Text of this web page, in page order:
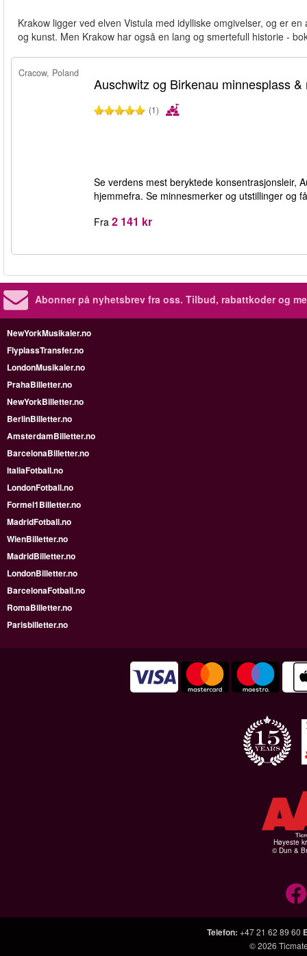
Krakow ligger ved elven Vistula med idylliske omgivelser, og er
og kunst. Men Krakow har også en lang og smertefull historie -
Cracow, Poland
Auschwitz og Birkenau minnesplass &
(1)
Se verdens mest beryktede konsentrasjonsleir,
hjemmefra. Se minnesmerker og utstillinger og
Fra 2 141 kr
Abonner på nyhetsbrev fra oss. Tilbud, rabattkoder og
NewYorkMusikaler.no
FlyplassTransfer.no
LondonMusikaler.no
PrahaBilletter.no
NewYorkBilletter.no
BerlinBilletter.no
AmsterdamBilletter.no
BarcelonaBilletter.no
ItaliaFotball.no
LondonFotball.no
Formel1Billetter.no
MadridFotball.no
WienBilletter.no
MadridBilletter.no
LondonBilletter.no
BarcelonaFotball.no
RomaBilletter.no
Parisbilletter.no
Høyeste
© Dun &
Telefon: +47 21 62 89 60
© 2026